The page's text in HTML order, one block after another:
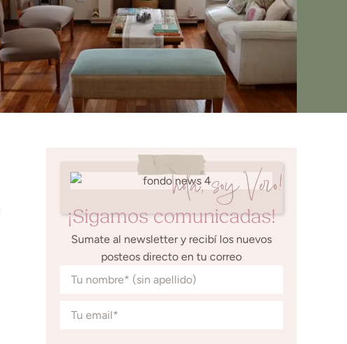
hola, soy Vero!
¡Sigamos comunicadas!
Sumate al newsletter y recibí los nuevos
posteos directo en tu correo